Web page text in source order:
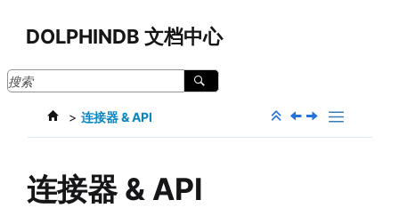
DOLPHINDB 文档中心
连接器 & API
连接器 & API